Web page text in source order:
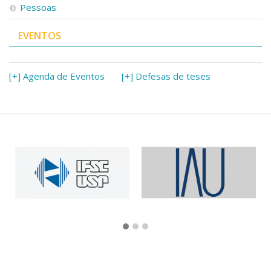
Pessoas
EVENTOS
[+] Agenda de Eventos [+] Defesas de teses